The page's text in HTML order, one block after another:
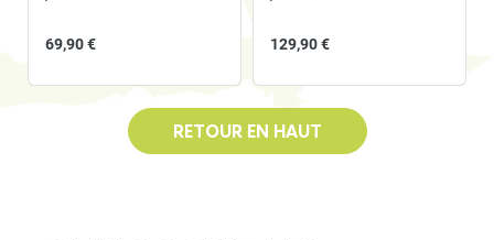
69,90 € 129,90 €
RETOUR EN HAUT